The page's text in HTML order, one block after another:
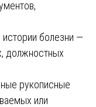
истории болезни —
должностных
рукописные
или